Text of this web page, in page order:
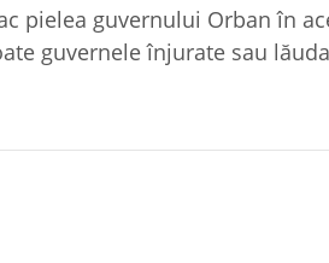
pielea guvernului Orban în
guvernele înjurate sau